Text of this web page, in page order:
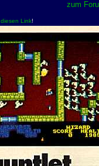
zum
diesen Link!